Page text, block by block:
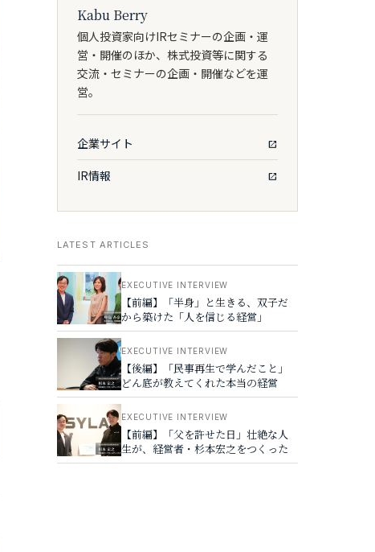
Kabu Berry
個人投資家向けIRセミナーの企画・運
営・開催のほか、株式投資等に関する
交流・セミナーの企画・開催などを運
営。
企業サイト
IR情報
LATEST ARTICLES
EXECUTIVE INTERVIEW
【前編】「半身」と生きる、双子だ
から築けた「人を信じる経営」
EXECUTIVE INTERVIEW
【後編】「民事再生で学んだこと」
どん底が教えてくれた本当の経営
EXECUTIVE INTERVIEW
【前編】「父を許せた日」壮絶な人
生が、経営者・杉本宏之をつくった